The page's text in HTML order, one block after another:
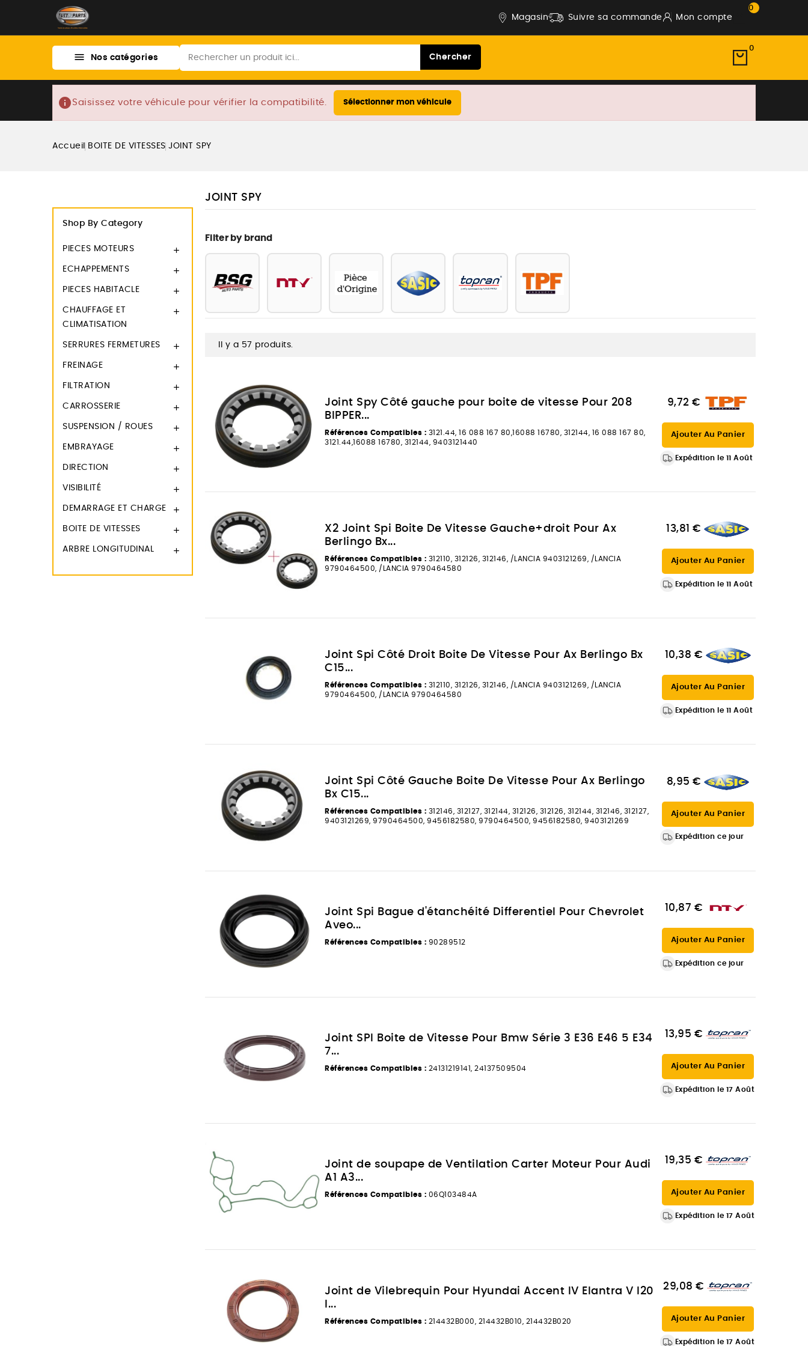
Magasin Suivre sa commande Mon compte
0
 Nos catégories Chercher
0
info Saisissez votre véhicule pour vérifier la compatibilité. Sélectionner mon véhicule
Accueil BOITE DE VITESSES JOINT SPY
Shop By Category
PIECES MOTEURS 
ECHAPPEMENTS 
PIECES HABITACLE 
CHAUFFAGE ET
CLIMATISATION

SERRURES FERMETURES 
FREINAGE 
FILTRATION 
CARROSSERIE 
SUSPENSION / ROUES 
EMBRAYAGE 
DIRECTION 
VISIBILITÉ 
DEMARRAGE ET CHARGE 
BOITE DE VITESSES 
ARBRE LONGITUDINAL 
JOINT SPY
Filter by brand
Il y a 57 produits.
Joint Spy Côté gauche pour boite de vitesse Pour 208
BIPPER...
Références Compatibles : 3121.44, 16 088 167 80,16088 16780, 312144, 16 088 167 80,
3121.44,16088 16780, 312144, 9403121440
9,72 €
Ajouter Au Panier
Expédition le 11 Août
X2 Joint Spi Boite De Vitesse Gauche+droit Pour Ax
Berlingo Bx...
Références Compatibles : 312110, 312126, 312146, /LANCIA 9403121269, /LANCIA
9790464500, /LANCIA 9790464580
13,81 €
Ajouter Au Panier
Expédition le 11 Août
Joint Spi Côté Droit Boite De Vitesse Pour Ax Berlingo Bx
C15...
Références Compatibles : 312110, 312126, 312146, /LANCIA 9403121269, /LANCIA
9790464500, /LANCIA 9790464580
10,38 €
Ajouter Au Panier
Expédition le 11 Août
Joint Spi Côté Gauche Boite De Vitesse Pour Ax Berlingo
Bx C15...
Références Compatibles : 312146, 312127, 312144, 312126, 312126, 312144, 312146, 312127,
9403121269, 9790464500, 9456182580, 9790464500, 9456182580, 9403121269
8,95 €
Ajouter Au Panier
Expédition ce jour
Joint Spi Bague d'étanchéité Differentiel Pour Chevrolet
Aveo...
Références Compatibles : 90289512
10,87 €
Ajouter Au Panier
Expédition ce jour
Joint SPI Boite de Vitesse Pour Bmw Série 3 E36 E46 5 E34
7...
Références Compatibles : 24131219141, 24137509504
13,95 €
Ajouter Au Panier
Expédition le 17 Août
Joint de soupape de Ventilation Carter Moteur Pour Audi
A1 A3...
Références Compatibles : 06Q103484A
19,35 €
Ajouter Au Panier
Expédition le 17 Août
Joint de Vilebrequin Pour Hyundai Accent IV Elantra V I20
I...
Références Compatibles : 214432B000, 214432B010, 214432B020
29,08 €
Ajouter Au Panier
Expédition le 17 Août